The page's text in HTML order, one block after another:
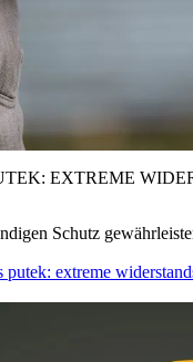
EXTREME
Schutz
putek: extreme